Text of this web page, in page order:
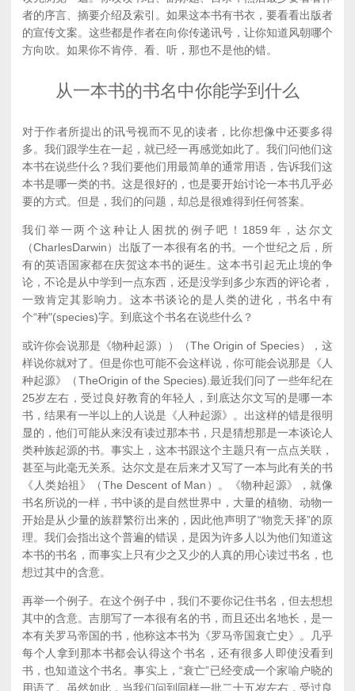
者的序言、摘要介绍及索引。如果这本书有书衣，要看看出版者
的宣传文案。这些都是作者在向你传递讯号，让你知道风朝哪个
方向吹。如果你不肯停、看、听，那也不是他的错。
从一本书的书名中你能学到什么
对于作者所提出的讯号视而不见的读者，比你想像中还要多得
多。我们跟学生在一起，就已经一再感觉如此了。我们问他们这
本书在说些什么？我们要他们用最简单的通常用语，告诉我们这
本书是哪一类的书。这是很好的，也是要开始讨论一本书几乎必
要的方式。但是，我们的问题，却总是很难得到任何答案。
我们举一两个这种让人困扰的例子吧！1859年，达尔文
（CharlesDarwin）出版了一本很有名的书。一个世纪之后，所
有的英语国家都在庆贺这本书的诞生。这本书引起无止境的争
论，不论是从中学到一点东西，还是没学到多少东西的评论者，
一致肯定其影响力。这本书谈论的是人类的进化，书名中有
个“种"(species)字。到底这个书名在说些什么？
或许你会说那是《物种起源））（The Origin of Species），这
样说你就对了。但是你也可能不会这样说，你可能会说那是《人
种起源》（TheOrigin of the Species).最近我们问了一些年纪在
25岁左右，受过良好教育的年轻人，到底达尔文写的是哪一本
书，结果有一半以上的人说是《人种起源》。出这样的错是很明
显的，他们可能从来没有读过那本书，只是猜想那是一本谈论人
类种族起源的书。事实上，这本书跟这个主题只有一点点关联，
甚至与此毫无关系。达尔文是在后来才又写了一本与此有关的书
《人类始祖》（The Descent of Man）。《物种起源》，就像
书名所说的一样，书中谈的是自然世界中，大量的植物、动物一
开始是从少量的族群繁衍出来的，因此他声明了“物竞天择”的原
理。我们会指出这个普遍的错误，是因为许多人以为他们知道这
本书的书名，而事实上只有少之又少的人真的用心读过书名，也
想过其中的含意。
再举一个例子。在这个例子中，我们不要你记住书名，但去想想
其中的含意。吉朋写了一本很有名的书，而且还出名地长，是一
本有关罗马帝国的书，他称这本书为《罗马帝国衰亡史》。几乎
每个人拿到那本书都会认得这个书名，还有很多人即使没看到
书，也知道这个书名。事实上，“衰亡”已经变成一个家喻户晓的
用语了。虽然如此，当我们问到同样一批二十五岁左右，受过良